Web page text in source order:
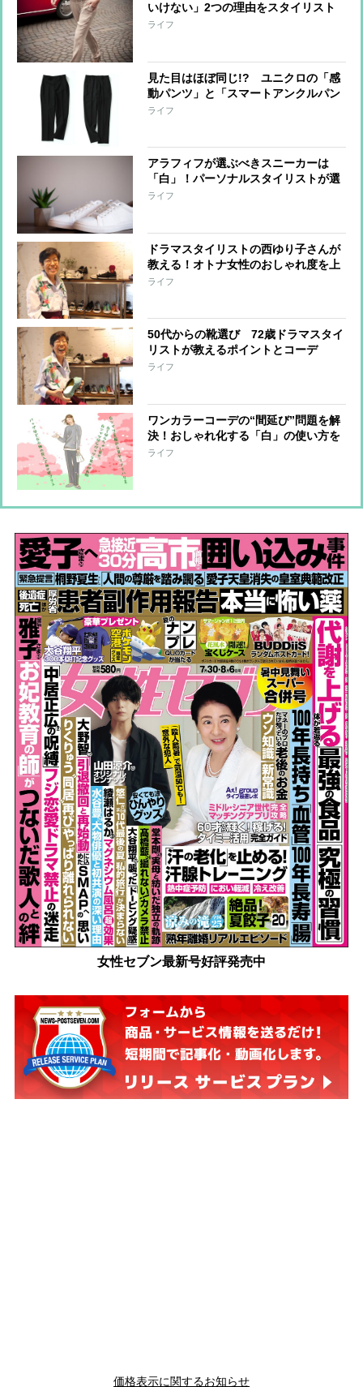
いけない」2つの理由をスタイリスト
が解説
ライフ
見た目はほぼ同じ!? ユニクロの「感
動パンツ」と「スマートアンクルパン
ツ」違いを検証！アラフィフにはどっ
ライフ
アラフィフが選ぶべきスニーカーは
「白」！パーソナルスタイリストが選
び方、コーデ術を指南
ライフ
ドラマスタイリストの西ゆり子さんが
教える！オトナ女性のおしゃれ度を上
げる靴コーデ術3つ
ライフ
50代からの靴選び 72歳ドラマスタイ
リストが教えるポイントとコーデ
ライフ
ワンカラーコーデの“間延び”問題を解
決！おしゃれ化する「白」の使い方を
スタイリストが指南
ライフ
女性セブン最新号好評発売中
価格表示に関するお知らせ